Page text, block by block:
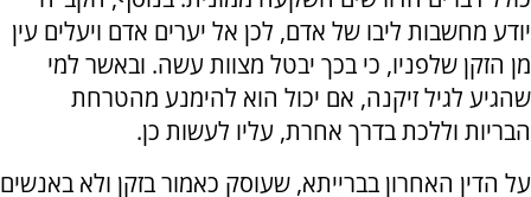
יודע מחשבות ליבו של אדם, לכן אל יערים אדם ויעלים עין
מן הזקן שלפניו, כי בכך יבטל מצוות עשה. ובאשר למי
שהגיע לגיל זיקנה, אם יכול הוא להימנע מהטרחת
הבריות וללכת בדרך אחרת, עליו לעשות כן.
על הדין האחרון בברייתא, שעוסק כאמור בזקן ולא באנשים